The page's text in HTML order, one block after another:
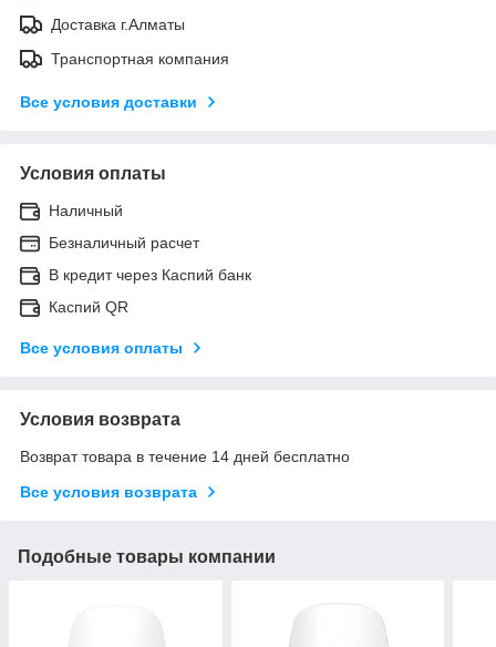
Доставка г.Алматы
Транспортная компания
Все условия доставки
Условия оплаты
Наличный
Безналичный расчет
В кредит через Каспий банк
Каспий QR
Все условия оплаты
Условия возврата
Возврат товара в течение 14 дней бесплатно
Все условия возврата
Подобные товары компании